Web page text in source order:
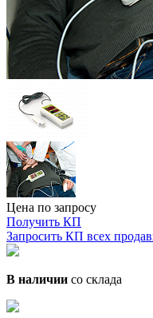
Цена по запросу
Получить КП
Запросить КП всех
В наличии со склада